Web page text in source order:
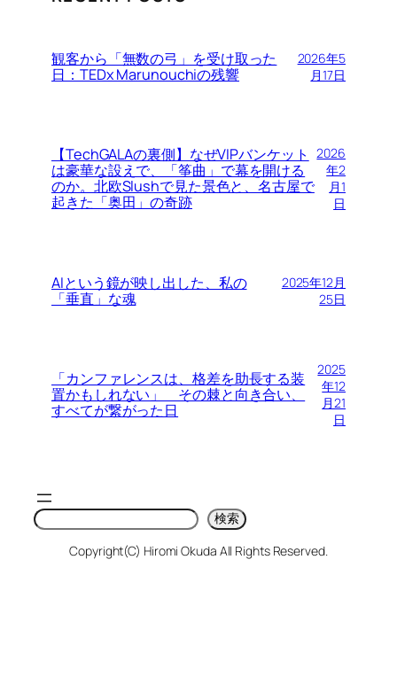
観客から「無数の弓」を受け取った
日：TEDx Marunouchiの残響
2026年5
月17日
【TechGALAの裏側】なぜVIPバンケット
は豪華な設えで、「筝曲」で幕を開ける
のか。北欧Slushで見た景色と、名古屋で
起きた「奥田」の奇跡
2026
年2
月1
日
AIという鏡が映し出した、私の
「垂直」な魂
2025年12月
25日
「カンファレンスは、格差を助長する装
置かもしれない」 その棘と向き合い、
すべてが繋がった日
2025
年12
月21
日
検
検索
Copyright(C) Hiromi Okuda All Rights Reserved.